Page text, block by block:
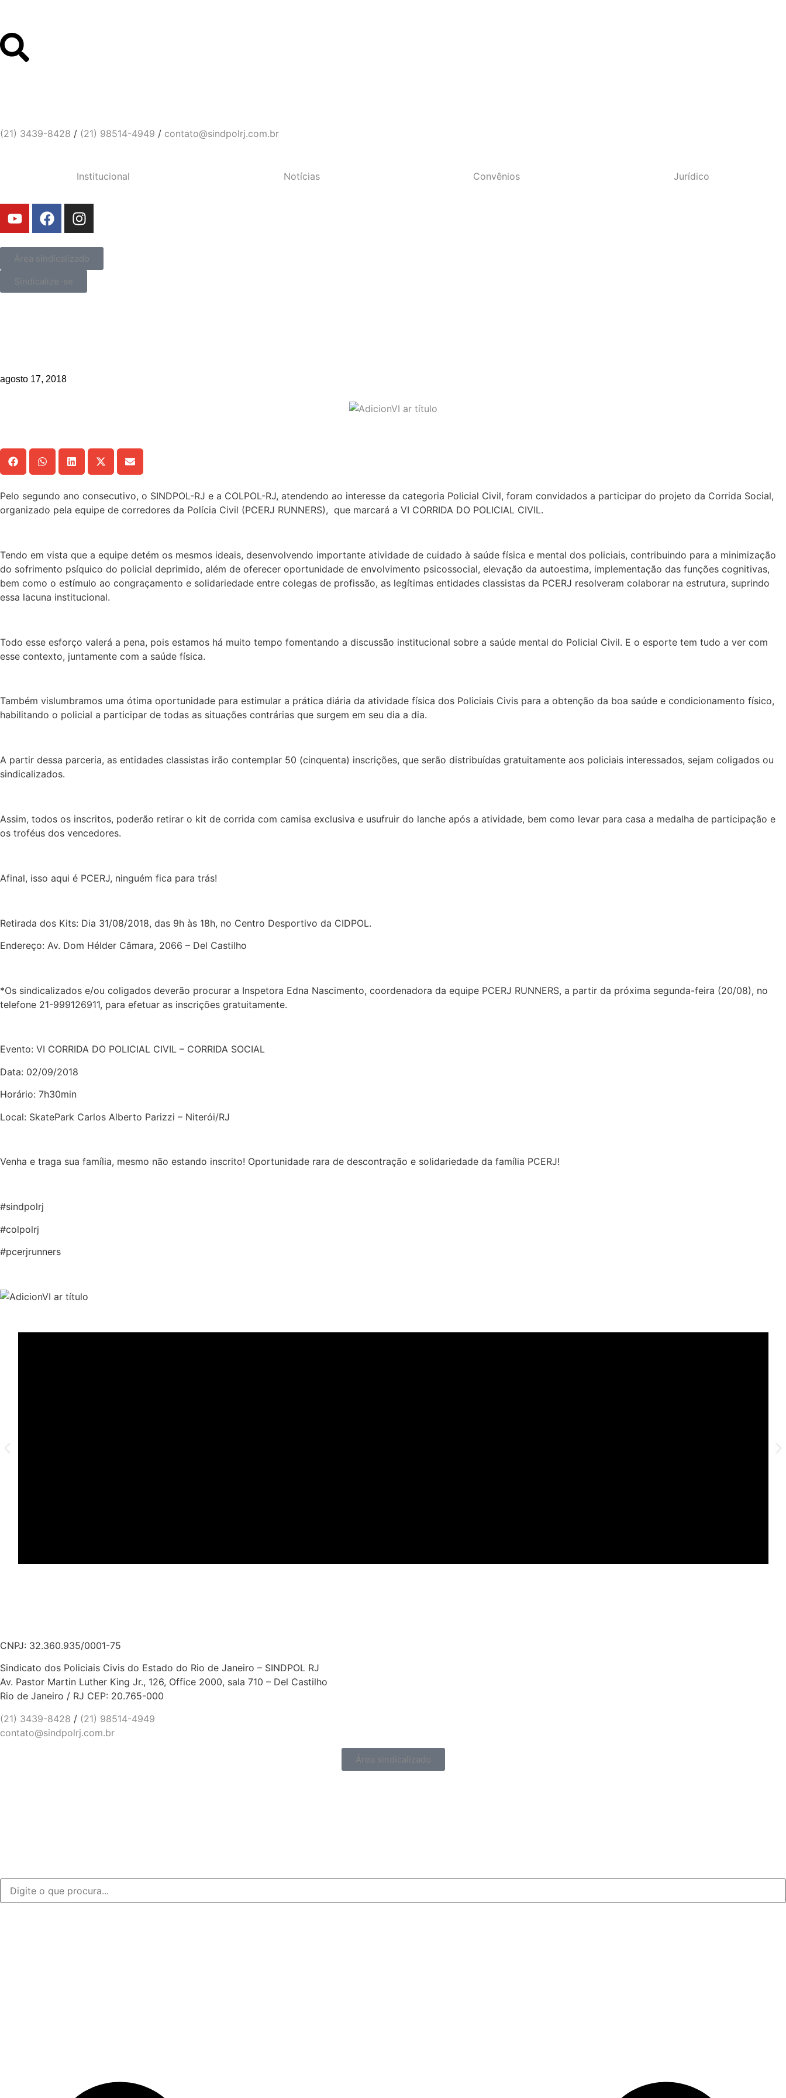
(21) 3439-8428 / (21) 98514-4949 / contato@sindpolrj.com.br
Institucional Notícias Convênios Jurídico
Área sindicalizado
Sindicalize-se
agosto 17, 2018
Pelo segundo ano consecutivo, o SINDPOL-RJ e a COLPOL-RJ, atendendo ao interesse da categoria Policial Civil, foram convidados a participar do projeto da Corrida Social,
organizado pela equipe de corredores da Polícia Civil (PCERJ RUNNERS), que marcará a VI CORRIDA DO POLICIAL CIVIL.
Tendo em vista que a equipe detém os mesmos ideais, desenvolvendo importante atividade de cuidado à saúde física e mental dos policiais, contribuindo para a minimização
do sofrimento psíquico do policial deprimido, além de oferecer oportunidade de envolvimento psicossocial, elevação da autoestima, implementação das funções cognitivas,
bem como o estímulo ao congraçamento e solidariedade entre colegas de profissão, as legítimas entidades classistas da PCERJ resolveram colaborar na estrutura, suprindo
essa lacuna institucional.
Todo esse esforço valerá a pena, pois estamos há muito tempo fomentando a discussão institucional sobre a saúde mental do Policial Civil. E o esporte tem tudo a ver com
esse contexto, juntamente com a saúde física.
Também vislumbramos uma ótima oportunidade para estimular a prática diária da atividade física dos Policiais Civis para a obtenção da boa saúde e condicionamento físico,
habilitando o policial a participar de todas as situações contrárias que surgem em seu dia a dia.
A partir dessa parceria, as entidades classistas irão contemplar 50 (cinquenta) inscrições, que serão distribuídas gratuitamente aos policiais interessados, sejam coligados ou
sindicalizados.
Assim, todos os inscritos, poderão retirar o kit de corrida com camisa exclusiva e usufruir do lanche após a atividade, bem como levar para casa a medalha de participação e
os troféus dos vencedores.
Afinal, isso aqui é PCERJ, ninguém fica para trás!
Retirada dos Kits: Dia 31/08/2018, das 9h às 18h, no Centro Desportivo da CIDPOL.
Endereço: Av. Dom Hélder Câmara, 2066 – Del Castilho
*Os sindicalizados e/ou coligados deverão procurar a Inspetora Edna Nascimento, coordenadora da equipe PCERJ RUNNERS, a partir da próxima segunda-feira (20/08), no
telefone 21-999126911, para efetuar as inscrições gratuitamente.
Evento: VI CORRIDA DO POLICIAL CIVIL – CORRIDA SOCIAL
Data: 02/09/2018
Horário: 7h30min
Local: SkatePark Carlos Alberto Parizzi – Niterói/RJ
Venha e traga sua família, mesmo não estando inscrito! Oportunidade rara de descontração e solidariedade da família PCERJ!
#sindpolrj
#colpolrj
#pcerjrunners
CNPJ: 32.360.935/0001-75
Sindicato dos Policiais Civis do Estado do Rio de Janeiro – SINDPOL RJ
Av. Pastor Martin Luther King Jr., 126, Office 2000, sala 710 – Del Castilho
Rio de Janeiro / RJ CEP: 20.765-000
(21) 3439-8428 / (21) 98514-4949
contato@sindpolrj.com.br
Área sindicalizado